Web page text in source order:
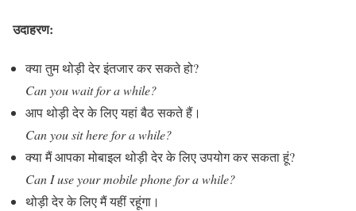
उदाहरण:
क्या तुम थोड़ी देर इंतजार कर सकते हो?
Can you wait for a while?
आप थोड़ी देर के लिए यहां बैठ सकते हैं।
Can you sit here for a while?
क्या मैं आपका मोबाइल थोड़ी देर के लिए उपयोग कर सकता हूं?
Can I use your mobile phone for a while?
थोड़ी देर के लिए मैं यहीं रहूंगा।